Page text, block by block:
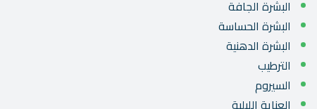
البشرة الجافة
البشرة الحساسة
البشرة الدهنية
الترطيب
السيروم